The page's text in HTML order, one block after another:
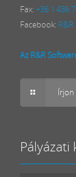
Fax: +36 1 436
Facebook:
Az R&R
Írjon